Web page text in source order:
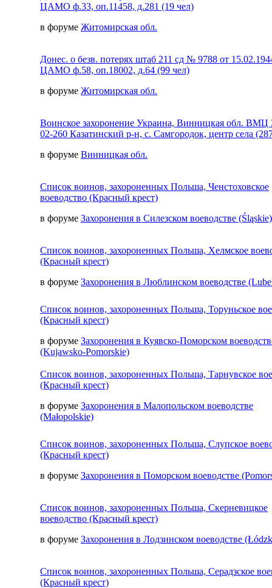
ЦАМО ф.33, оп.11458, д.281 (19 чел)
в форуме Житомирская обл.
Донес. о безв. потерях штаб 211 сд № 9788 от
ЦАМО ф.58, оп.18002, д.64 (99 чел)
в форуме Житомирская обл.
Воинское захоронение Украина, Винницкая обл. ВМЦ
02-260 Казатинский р-н, с. Самгородок, центр села
в форуме Винницкая обл.
Список воинов, захороненных Польша, Ченстоховское
воеводство (Красный крест)
в форуме Захоронения в Силезском воеводстве (Śląskie)
Список воинов, захороненных Польша, Хелмское
(Красный крест)
в форуме Захоронения в Люблинском воеводстве
Список воинов, захороненных Польша, Торуньское
(Красный крест)
в форуме Захоронения в Куявско-Поморском
(Kujawsko-Pomorskie)
Список воинов, захороненных Польша, Тарнувское
(Красный крест)
в форуме Захоронения в Малопольском воеводстве
(Małopolskie)
Список воинов, захороненных Польша, Слупское
(Красный крест)
в форуме Захоронения в Поморском воеводстве
Список воинов, захороненных Польша, Скерневицкое
воеводство (Красный крест)
в форуме Захоронения в Лодзинском воеводстве
Список воинов, захороненных Польша, Серадзское
(Красный крест)